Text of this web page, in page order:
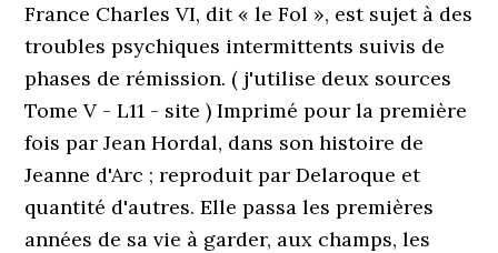
France Charles VI, dit « le Fol », est sujet à des
troubles psychiques intermittents suivis de
phases de rémission. ( j'utilise deux sources
Tome V - L11 - site ) Imprimé pour la première
fois par Jean Hordal, dans son histoire de
Jeanne d'Arc ; reproduit par Delaroque et
quantité d'autres. Elle passa les premières
années de sa vie à garder, aux champs, les